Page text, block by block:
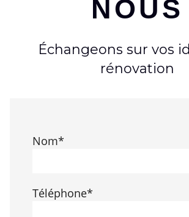
NOUS
Échangeons sur vos
rénovation
Nom*
Téléphone*